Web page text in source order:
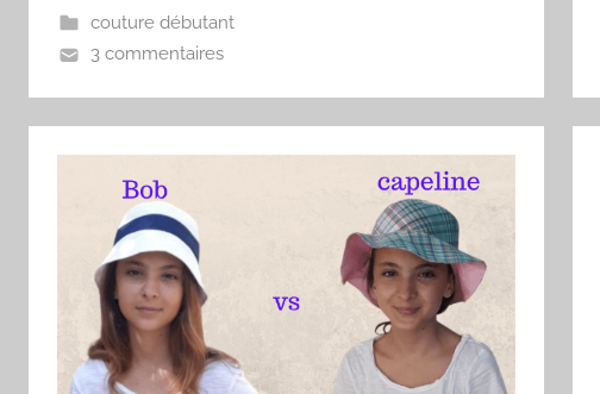
couture débutant
3 commentaires